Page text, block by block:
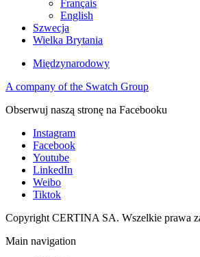
Français
English
Szwecja
Wielka Brytania
Międzynarodowy
A company of the Swatch Group
Obserwuj naszą stronę na Facebooku
Instagram
Facebook
Youtube
LinkedIn
Weibo
Tiktok
Copyright CERTINA SA. Wszelkie prawa
Main navigation